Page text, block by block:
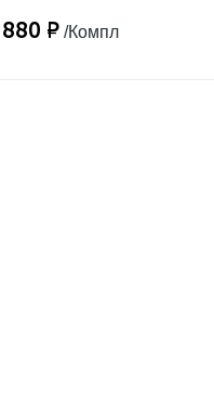
880 ₽ /Компл